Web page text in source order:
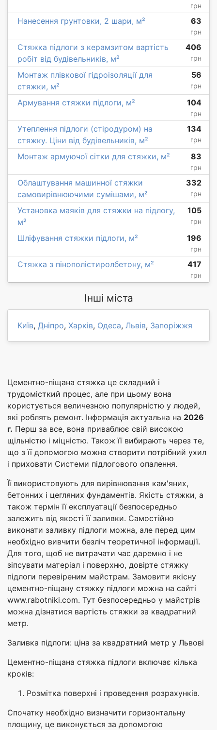
грн
Нанесення грунтовки, 2 шари, м² 63
грн
Стяжка підлоги з керамзитом вартість
робіт від будівельників, м²
406
грн
Монтаж плівкової гідроізоляції для
стяжки, м²
56
грн
Армування стяжки підлоги, м² 104
грн
Утеплення підлоги (стіродуром) на
стяжку. Ціни від будівельників, м²
134
грн
Монтаж армуючої сітки для стяжки, м² 83
грн
Облаштування машинної стяжки
самовирівнюючими сумішами, м²
332
грн
Установка маяків для стяжки на підлогу,
м²
105
грн
Шліфування стяжки підлоги, м² 196
грн
Стяжка з пінополістиролбетону, м² 417
грн
Інші міста
Київ, Дніпро, Харків, Одеса, Львів, Запоріжжя
Цементно-піщана стяжка це складний і
трудомісткий процес, але при цьому вона
користується величезною популярністю у людей,
які роблять ремонт. Інформація актуальна на 2026
г. Перш за все, вона приваблює свій високою
щільністю і міцністю. Також її вибирають через те,
що з її допомогою можна створити потрібний ухил
і приховати Системи підлогового опалення.
Її використовують для вирівнювання кам'яних,
бетонних і цегляних фундаментів. Якість стяжки, а
також термін її експлуатації безпосередньо
залежить від якості її заливки. Самостійно
виконати заливку підлоги можна, але перед цим
необхідно вивчити безліч теоретичної інформації.
Для того, щоб не витрачати час даремно і не
зіпсувати матеріал і поверхню, довірте стяжку
підлоги перевіреним майстрам. Замовити якісну
цементно-піщану стяжку підлоги можна на сайті
www.rabotniki.com. Тут безпосередньо у майстрів
можна дізнатися вартість стяжки за квадратний
метр.
Заливка підлоги: ціна за квадратний метр у Львові
Цементно-піщана стяжка підлоги включає кілька
кроків:
Розмітка поверхні і проведення розрахунків.
Спочатку необхідно визначити горизонтальну
площину, це виконується за допомогою